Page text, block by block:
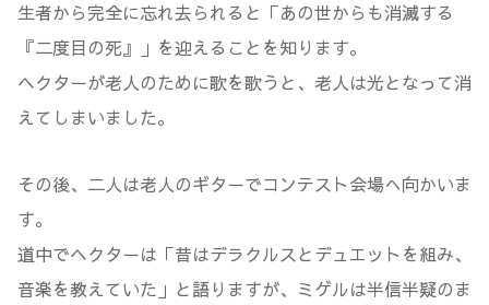
生者から完全に忘れ去られると「あの世からも消滅する
『二度目の死』」を迎えることを知ります。
ヘクターが老人のために歌を歌うと、老人は光となって消
えてしまいました。
その後、二人は老人のギターでコンテスト会場へ向かいま
す。
道中でヘクターは「昔はデラクルスとデュエットを組み、
音楽を教えていた」と語りますが、ミゲルは半信半疑のま